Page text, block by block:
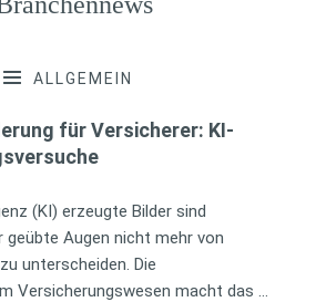
ALLGEMEIN
für Versicherer: KI-
(KI) erzeugte Bilder sind
Augen nicht mehr von
unterscheiden. Die
Versicherungswesen macht das …